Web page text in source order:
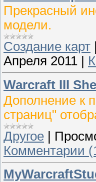
Прекрасный
модели.
Создание карт
Апреля 2011
Warcraft III
Дополнение к
страниц"
Другое |
Комментарии